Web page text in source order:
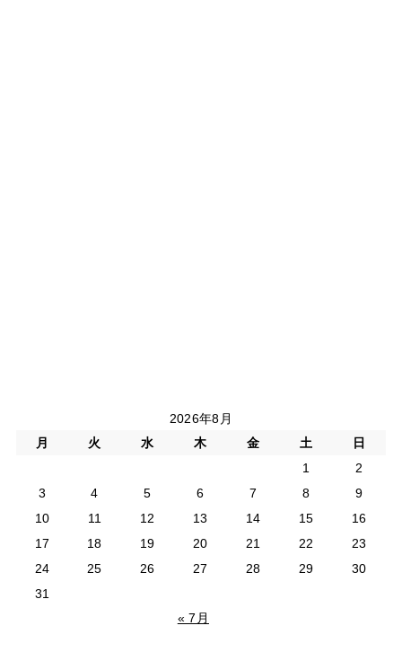
2026年8月
月
火 水 木 金 土
日
1
2
3
4 5 6 7 8
9
10
11 12 13 14 15
16
17
18 19 20 21 22
23
24
25 26 27 28 29
30
31
« 7月